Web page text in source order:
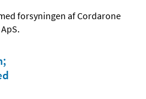
forsyningen af Cordarone